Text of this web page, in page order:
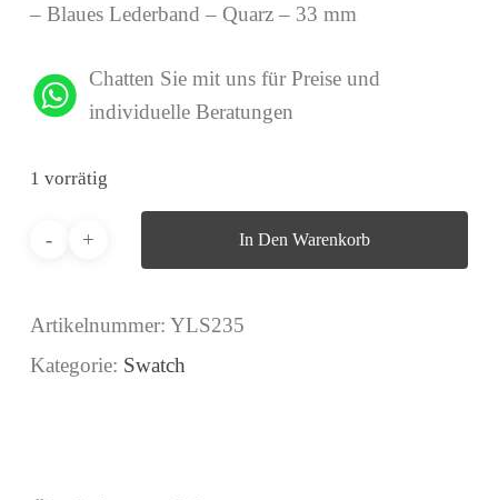
– Blaues Lederband – Quarz – 33 mm
Chatten Sie mit uns für Preise und
individuelle Beratungen
1 vorrätig
In Den Warenkorb
Artikelnummer: YLS235
Kategorie: Swatch